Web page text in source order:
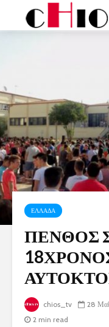
ΕΛΛΑΔΑ
ΠΕΝΘΟΣ
chios_tv 28
2 min read